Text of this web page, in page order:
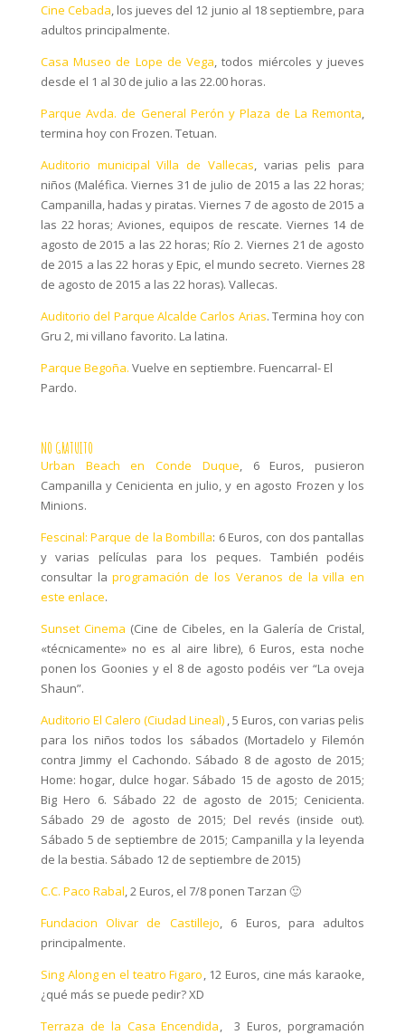
Cine Cebada, los jueves del 12 junio al 18 septiembre, para
adultos principalmente.
Casa Museo de Lope de Vega, todos miércoles y jueves
desde el 1 al 30 de julio a las 22.00 horas.
Parque Avda. de General Perón y Plaza de La Remonta,
termina hoy con Frozen. Tetuan.
Auditorio municipal Villa de Vallecas, varias pelis para
niños (Maléfica. Viernes 31 de julio de 2015 a las 22 horas;
Campanilla, hadas y piratas. Viernes 7 de agosto de 2015 a
las 22 horas; Aviones, equipos de rescate. Viernes 14 de
agosto de 2015 a las 22 horas; Río 2. Viernes 21 de agosto
de 2015 a las 22 horas y Epic, el mundo secreto. Viernes 28
de agosto de 2015 a las 22 horas). Vallecas.
Auditorio del Parque Alcalde Carlos Arias. Termina hoy con
Gru 2, mi villano favorito. La latina.
Parque Begoña. Vuelve en septiembre. Fuencarral- El
Pardo.
NO GRATUITO
Urban Beach en Conde Duque, 6 Euros, pusieron
Campanilla y Cenicienta en julio, y en agosto Frozen y los
Minions.
Fescinal: Parque de la Bombilla: 6 Euros, con dos pantallas
y varias películas para los peques. También podéis
consultar laprogramación de los Veranos de la villa en
este enlace.
Sunset Cinema (Cine de Cibeles, en la Galería de Cristal,
«técnicamente» no es al aire libre), 6 Euros, esta noche
ponen los Goonies y el 8 de agosto podéis ver “La oveja
Shaun”.
Auditorio El Calero (Ciudad Lineal) , 5 Euros, con varias pelis
para los niños todos los sábados (Mortadelo y Filemón
contra Jimmy el Cachondo. Sábado 8 de agosto de 2015;
Home: hogar, dulce hogar. Sábado 15 de agosto de 2015;
Big Hero 6. Sábado 22 de agosto de 2015; Cenicienta.
Sábado 29 de agosto de 2015; Del revés (inside out).
Sábado 5 de septiembre de 2015; Campanilla y la leyenda
de la bestia. Sábado 12 de septiembre de 2015)
C.C. Paco Rabal, 2 Euros, el 7/8 ponen Tarzan 🙂
Fundacion Olivar de Castillejo, 6 Euros, para adultos
principalmente.
Sing Along en el teatro Figaro, 12 Euros, cine más karaoke,
¿qué más se puede pedir? XD
Terraza de la Casa Encendida, 3 Euros, porgramación